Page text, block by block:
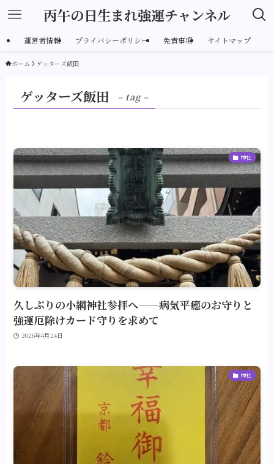
丙午の日生まれ強運チャンネル
運営者情報 プライバシーポリシー 免責事項 サイトマップ
ホーム ゲッターズ飯田
ゲッターズ飯田 – tag –
神社
久しぶりの小網神社参拝へ——病気平癒のお守りと
強運厄除けカード守りを求めて
2026年4月24日
神社